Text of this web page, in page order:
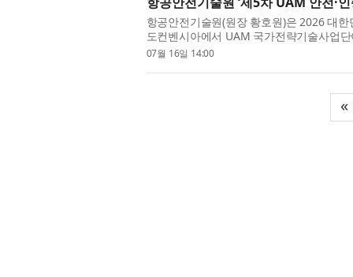
항공안전기술원(원장 황호원)은 2026 대
도컨벤시아에서 UAM 국가전략기술사업
인증기술 연속세미나’를 성공적으로 개최
07월 16일 14:00
«